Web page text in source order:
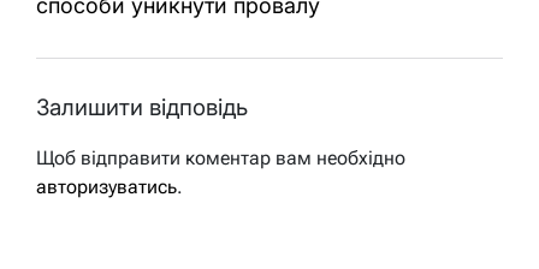
способи уникнути провалу
Залишити відповідь
Щоб відправити коментар вам необхідно
авторизуватись.